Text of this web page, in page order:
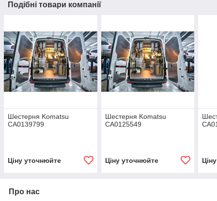
Подібні товари компанії
Шестерня Komatsu
CA0139799
Ціну уточнюйте
Шестерня Komatsu
CA0125549
Ціну уточнюйте
Про нас